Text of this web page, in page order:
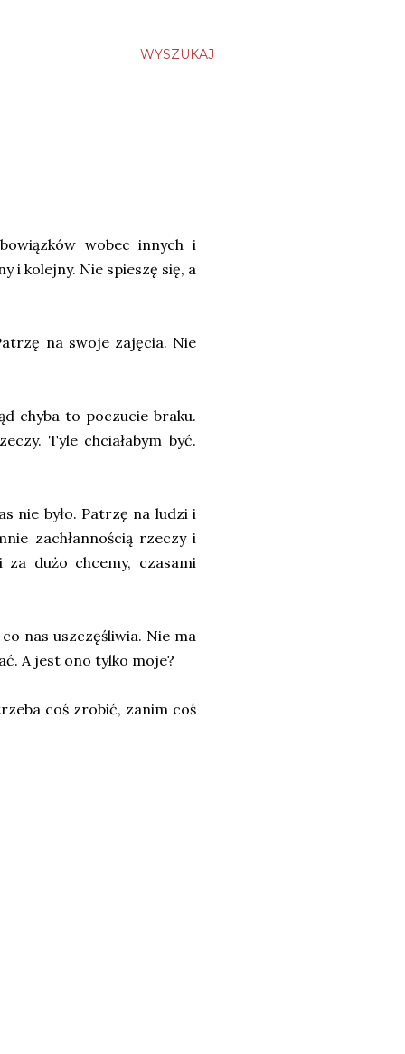
WYSZUKAJ
wobec innych i
i kolejny. Nie spieszę się, a
na swoje zajęcia. Nie
chyba to poczucie braku.
Tyle chciałabym być.
nie było. Patrzę na ludzi i
zachłannością rzeczy i
dużo chcemy, czasami
nas uszczęśliwia. Nie ma
A jest ono tylko moje?
coś zrobić, zanim coś